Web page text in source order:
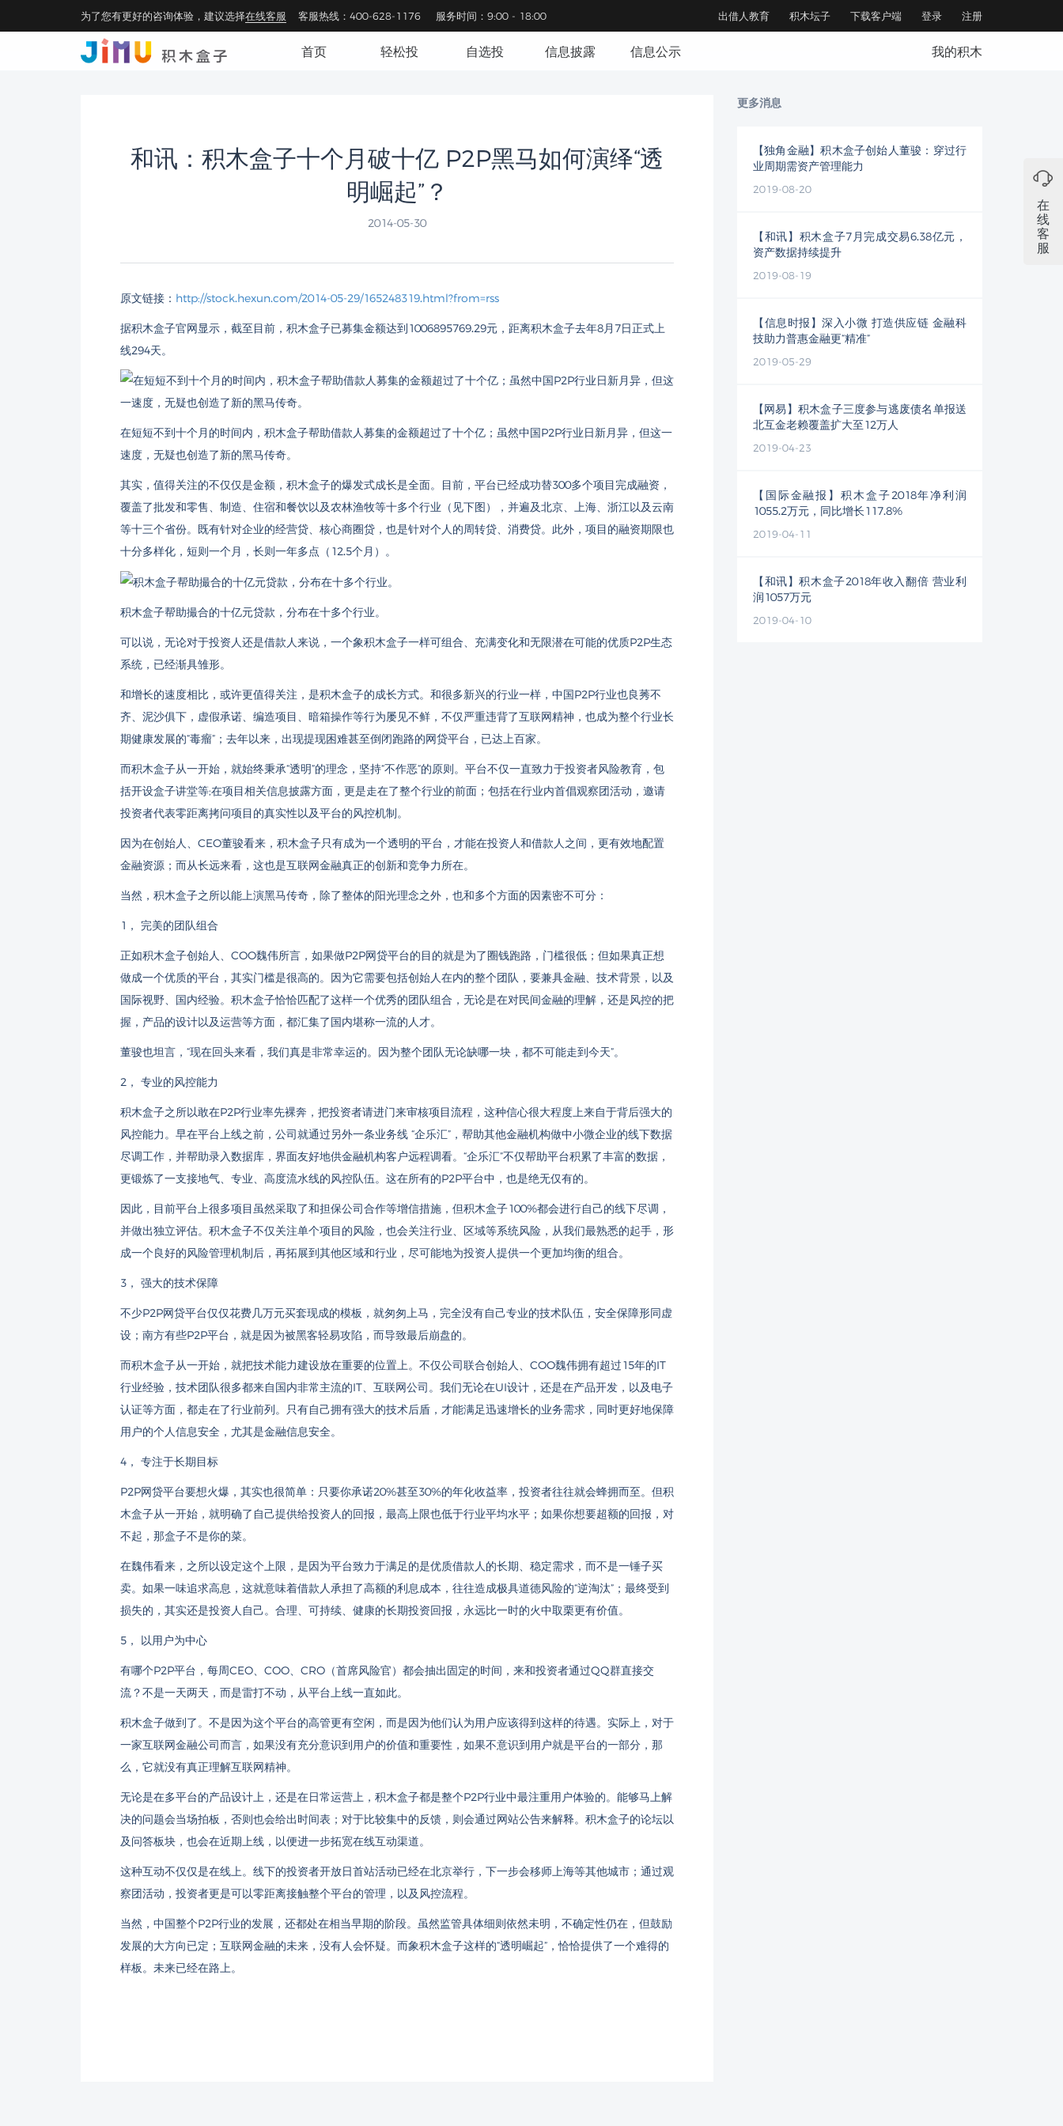
为了您有更好的咨询体验，建议选择在线客服 客服热线：400-628-1176 服务时间：9:00 - 18:00 出借人教育 积木坛子 下载客户端 登录 注册
首页 轻松投 自选投 信息披露 信息公示 我的积木
在
线
客
服
和讯：积木盒子十个月破十亿 P2P黑马如何演绎“透
明崛起”？
2014-05-30
原文链接： http://stock.hexun.com/2014-05-29/165248319.html?from=rss
据积木盒子官网显示，截至目前，积木盒子已募集金额达到1006895769.29元，距离积木盒子去年8月7日正式上
线294天。
在短短不到十个月的时间内，积木盒子帮助借款人募集的金额超过了十个亿；虽然中国P2P行业日新月异，但这一
速度，无疑也创造了新的黑马传奇。
其实，值得关注的不仅仅是金额，积木盒子的爆发式成长是全面。目前，平台已经成功替300多个项目完成融资，
覆盖了批发和零售、制造、住宿和餐饮以及农林渔牧等十多个行业（见下图），并遍及北京、上海、浙江以及云南
等十三个省份。既有针对企业的经营贷、核心商圈贷，也是针对个人的周转贷、消费贷。此外，项目的融资期限也
十分多样化，短则一个月，长则一年多点（12.5个月）。
积木盒子帮助撮合的十亿元贷款，分布在十多个行业。
可以说，无论对于投资人还是借款人来说，一个象积木盒子一样可组合、充满变化和无限潜在可能的优质P2P生态
系统，已经渐具雏形。
和增长的速度相比，或许更值得关注，是积木盒子的成长方式。和很多新兴的行业一样，中国P2P行业也良莠不
齐、泥沙俱下，虚假承诺、编造项目、暗箱操作等行为屡见不鲜，不仅严重违背了互联网精神，也成为整个行业长
期健康发展的“毒瘤”；去年以来，出现提现困难甚至倒闭跑路的网贷平台，已达上百家。
而积木盒子从一开始，就始终秉承“透明”的理念，坚持“不作恶“的原则。平台不仅一直致力于投资者风险教育，包
括开设盒子讲堂等;在项目相关信息披露方面，更是走在了整个行业的前面；包括在行业内首倡观察团活动，邀请
投资者代表零距离拷问项目的真实性以及平台的风控机制。
因为在创始人、CEO董骏看来，积木盒子只有成为一个透明的平台，才能在投资人和借款人之间，更有效地配置
金融资源；而从长远来看，这也是互联网金融真正的创新和竞争力所在。
当然，积木盒子之所以能上演黑马传奇，除了整体的阳光理念之外，也和多个方面的因素密不可分：
1， 完美的团队组合
正如积木盒子创始人、COO魏伟所言，如果做P2P网贷平台的目的就是为了圈钱跑路，门槛很低；但如果真正想
做成一个优质的平台，其实门槛是很高的。因为它需要包括创始人在内的整个团队，要兼具金融、技术背景，以及
国际视野、国内经验。积木盒子恰恰匹配了这样一个优秀的团队组合，无论是在对民间金融的理解，还是风控的把
握，产品的设计以及运营等方面，都汇集了国内堪称一流的人才。
董骏也坦言，“现在回头来看，我们真是非常幸运的。因为整个团队无论缺哪一块，都不可能走到今天”。
2， 专业的风控能力
积木盒子之所以敢在P2P行业率先裸奔，把投资者请进门来审核项目流程，这种信心很大程度上来自于背后强大的
风控能力。早在平台上线之前，公司就通过另外一条业务线 “企乐汇”，帮助其他金融机构做中小微企业的线下数据
尽调工作，并帮助录入数据库，界面友好地供金融机构客户远程调看。“企乐汇”不仅帮助平台积累了丰富的数据，
更锻炼了一支接地气、专业、高度流水线的风控队伍。这在所有的P2P平台中，也是绝无仅有的。
因此，目前平台上很多项目虽然采取了和担保公司合作等增信措施，但积木盒子100%都会进行自己的线下尽调，
并做出独立评估。积木盒子不仅关注单个项目的风险，也会关注行业、区域等系统风险，从我们最熟悉的起手，形
成一个良好的风险管理机制后，再拓展到其他区域和行业，尽可能地为投资人提供一个更加均衡的组合。
3， 强大的技术保障
不少P2P网贷平台仅仅花费几万元买套现成的模板，就匆匆上马，完全没有自己专业的技术队伍，安全保障形同虚
设；南方有些P2P平台，就是因为被黑客轻易攻陷，而导致最后崩盘的。
而积木盒子从一开始，就把技术能力建设放在重要的位置上。不仅公司联合创始人、COO魏伟拥有超过15年的IT
行业经验，技术团队很多都来自国内非常主流的IT、互联网公司。我们无论在UI设计，还是在产品开发，以及电子
认证等方面，都走在了行业前列。只有自己拥有强大的技术后盾，才能满足迅速增长的业务需求，同时更好地保障
用户的个人信息安全，尤其是金融信息安全。
4， 专注于长期目标
P2P网贷平台要想火爆，其实也很简单：只要你承诺20%甚至30%的年化收益率，投资者往往就会蜂拥而至。但积
木盒子从一开始，就明确了自己提供给投资人的回报，最高上限也低于行业平均水平；如果你想要超额的回报，对
不起，那盒子不是你的菜。
在魏伟看来，之所以设定这个上限，是因为平台致力于满足的是优质借款人的长期、稳定需求，而不是一锤子买
卖。如果一味追求高息，这就意味着借款人承担了高额的利息成本，往往造成极具道德风险的“逆淘汰”；最终受到
损失的，其实还是投资人自己。合理、可持续、健康的长期投资回报，永远比一时的火中取栗更有价值。
5， 以用户为中心
有哪个P2P平台，每周CEO、COO、CRO（首席风险官）都会抽出固定的时间，来和投资者通过QQ群直接交
流？不是一天两天，而是雷打不动，从平台上线一直如此。
积木盒子做到了。不是因为这个平台的高管更有空闲，而是因为他们认为用户应该得到这样的待遇。实际上，对于
一家互联网金融公司而言，如果没有充分意识到用户的价值和重要性，如果不意识到用户就是平台的一部分，那
么，它就没有真正理解互联网精神。
无论是在多平台的产品设计上，还是在日常运营上，积木盒子都是整个P2P行业中最注重用户体验的。能够马上解
决的问题会当场拍板，否则也会给出时间表；对于比较集中的反馈，则会通过网站公告来解释。积木盒子的论坛以
及问答板块，也会在近期上线，以便进一步拓宽在线互动渠道。
这种互动不仅仅是在线上。线下的投资者开放日首站活动已经在北京举行，下一步会移师上海等其他城市；通过观
察团活动，投资者更是可以零距离接触整个平台的管理，以及风控流程。
当然，中国整个P2P行业的发展，还都处在相当早期的阶段。虽然监管具体细则依然未明，不确定性仍在，但鼓励
发展的大方向已定；互联网金融的未来，没有人会怀疑。而象积木盒子这样的“透明崛起”，恰恰提供了一个难得的
样板。未来已经在路上。
更多消息
【独角金融】积木盒子创始人董骏：穿过行
业周期需资产管理能力
2019-08-20
【和讯】积木盒子7月完成交易6.38亿元，
资产数据持续提升
2019-08-19
【信息时报】深入小微 打造供应链 金融科
技助力普惠金融更“精准”
2019-05-29
【网易】积木盒子三度参与逃废债名单报送
北互金老赖覆盖扩大至12万人
2019-04-23
【国际金融报】积木盒子2018年净利润
1055.2万元，同比增长117.8%
2019-04-11
【和讯】积木盒子2018年收入翻倍 营业利
润1057万元
2019-04-10